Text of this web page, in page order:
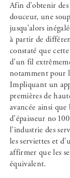
Afin d’obtenir
douceur, une
jusqu’alors
à partir de
constaté que
d’un fil
notamment pour
Impliquant un
premières de
avancée ainsi
d’épaisseur no
l’industrie des
les serviettes et
affirmer que les
équivalent.